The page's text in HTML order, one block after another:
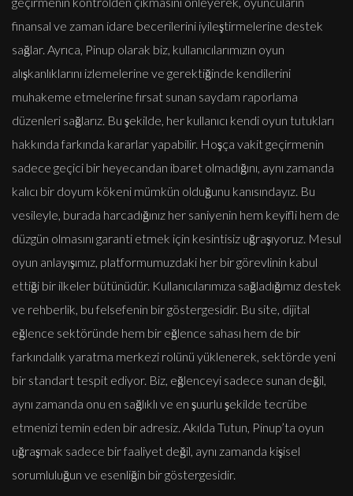
finansal ve zaman idare becerilerini iyileştirmelerine destek
sağlar. Ayrıca, Pinup olarak biz, kullanıcılarımızın oyun
alışkanlıklarını izlemelerine ve gerektiğinde kendilerini
muhakeme etmelerine fırsat sunan saydam raporlama
düzenleri sağlarız. Bu şekilde, her kullanıcı kendi oyun tutukları
hakkında farkında kararlar yapabilir. Hoşça vakit geçirmenin
sadece geçici bir heyecandan ibaret olmadığını, aynı zamanda
kalıcı bir doyum kökeni mümkün olduğunu kanısındayız. Bu
vesileyle, burada harcadığınız her saniyenin hem keyifli hem de
düzgün olmasını garanti etmek için kesintisiz uğraşıyoruz. Mesul
oyun anlayışımız, platformumuzdaki her bir görevlinin kabul
ettiği bir ilkeler bütünüdür. Kullanıcılarımıza sağladığımız destek
ve rehberlik, bu felsefenin bir göstergesidir. Bu site, dijital
eğlence sektöründe hem bir eğlence sahası hem de bir
farkındalık yaratma merkezi rolünü yüklenerek, sektörde yeni
bir standart tespit ediyor. Biz, eğlenceyi sadece sunan değil,
aynı zamanda onu en sağlıklı ve en şuurlu şekilde tecrübe
etmenizi temin eden bir adresiz. Akılda Tutun, Pinup’ta oyun
uğraşmak sadece bir faaliyet değil, aynı zamanda kişisel
sorumluluğun ve esenliğin bir göstergesidir.